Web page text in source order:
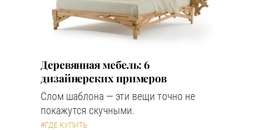
Деревянная мебель: 6
дизайнерских примеров
Слом шаблона — эти вещи точно не
покажутся скучными.
#ГДЕ КУПИТЬ